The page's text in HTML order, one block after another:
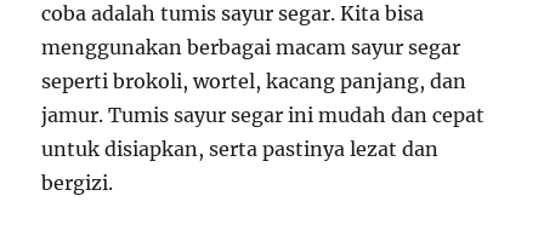
coba adalah tumis sayur segar. Kita bisa
menggunakan berbagai macam sayur segar
seperti brokoli, wortel, kacang panjang, dan
jamur. Tumis sayur segar ini mudah dan cepat
untuk disiapkan, serta pastinya lezat dan
bergizi.